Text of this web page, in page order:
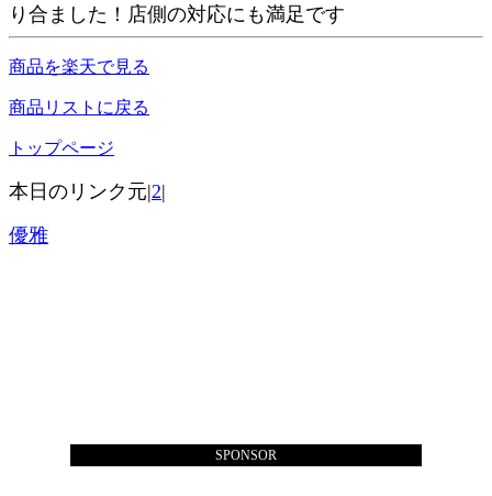
り合ました！店側の対応にも満足です
商品を楽天で見る
商品リストに戻る
トップページ
本日のリンク元|2|
優雅
SPONSOR